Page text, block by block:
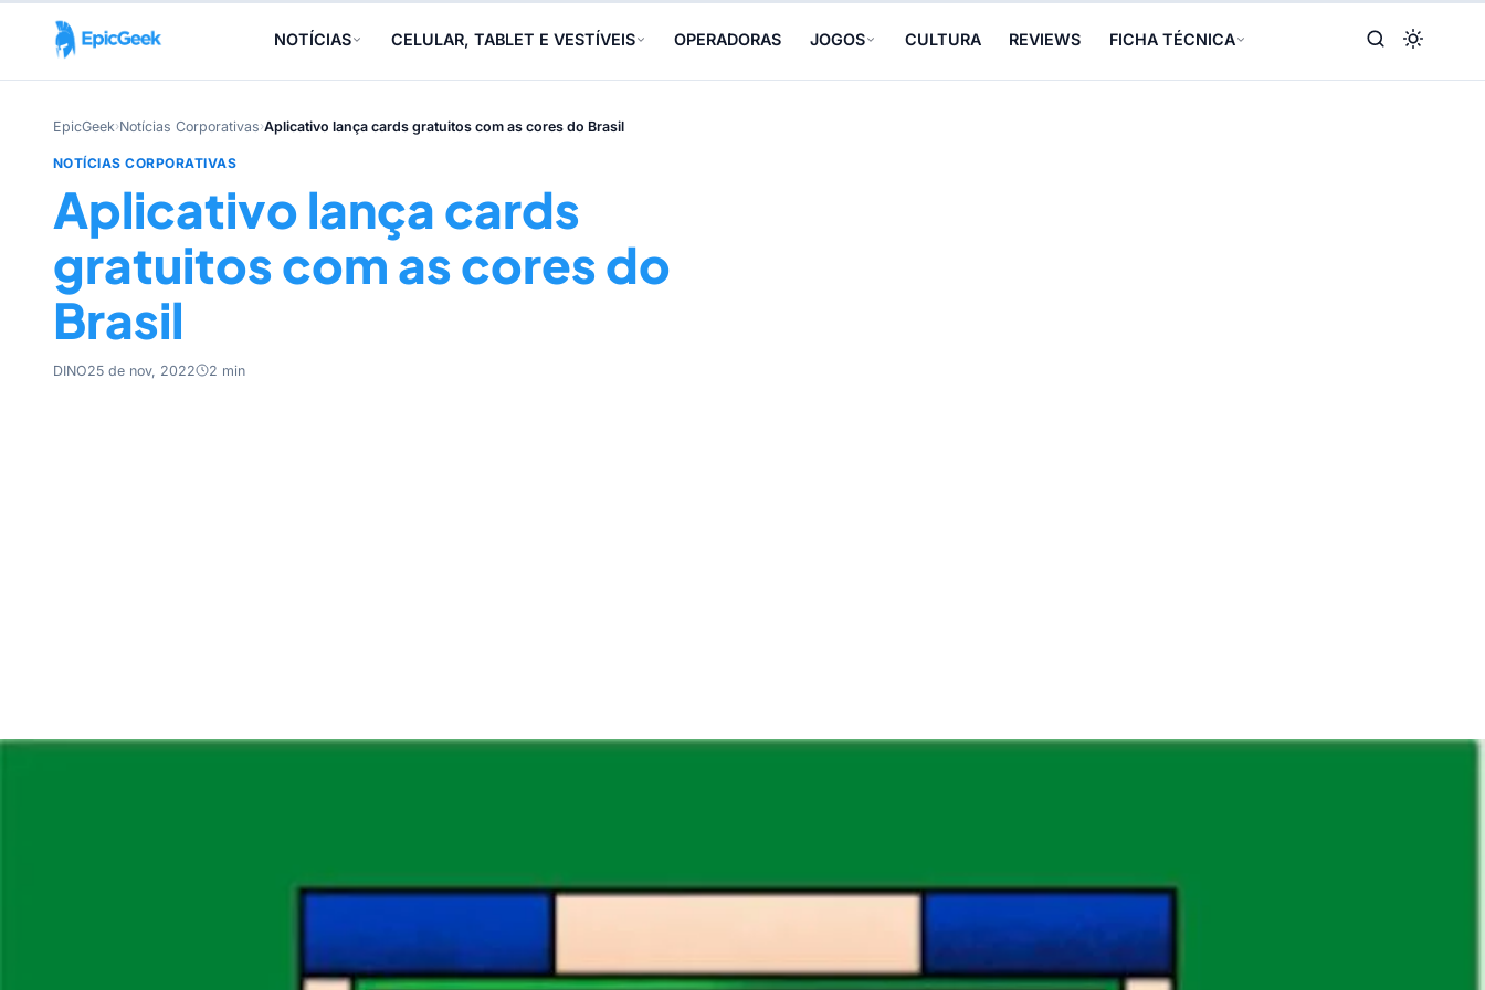
NOTÍCIAS CELULAR, TABLET E VESTÍVEIS OPERADORAS JOGOS CULTURA REVIEWS FICHA TÉCNICA
EpicGeek›Notícias Corporativas›Aplicativo lança cards gratuitos com as cores do Brasil
NOTÍCIAS CORPORATIVAS
Aplicativo lança cards
gratuitos com as cores do
Brasil
DINO25 de nov, 2022 2 min